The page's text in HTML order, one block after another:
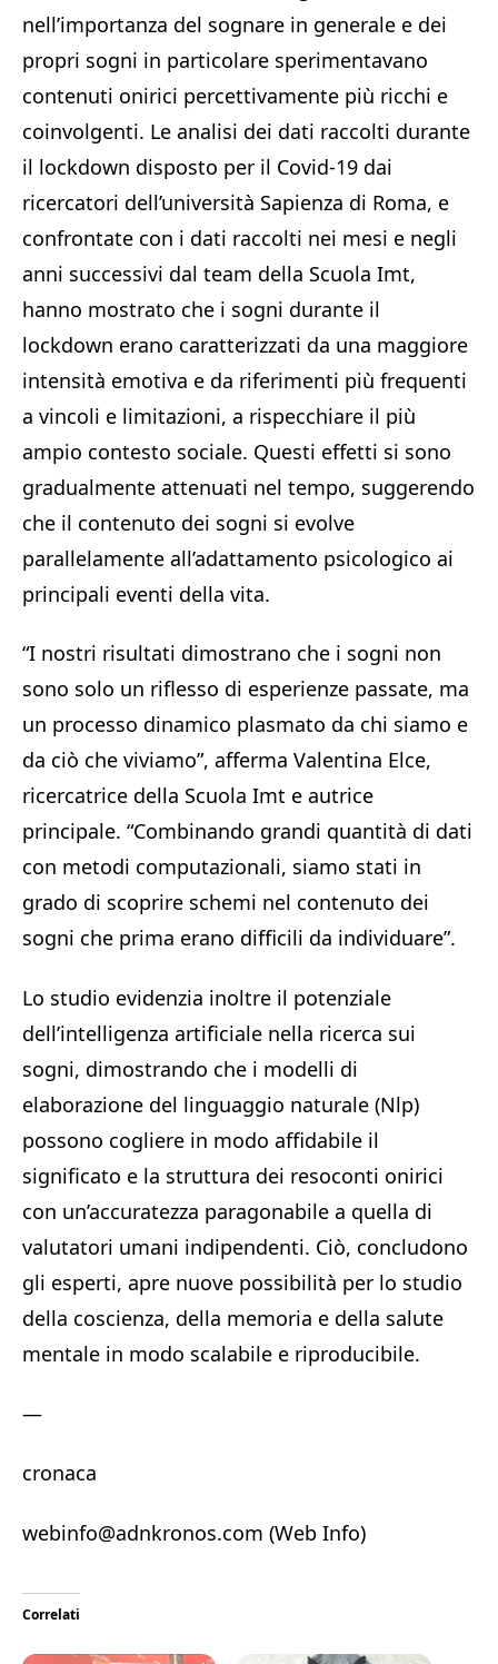
nell’importanza del sognare in generale e dei
propri sogni in particolare sperimentavano
contenuti onirici percettivamente più ricchi e
coinvolgenti. Le analisi dei dati raccolti durante
il lockdown disposto per il Covid-19 dai
ricercatori dell’università Sapienza di Roma, e
confrontate con i dati raccolti nei mesi e negli
anni successivi dal team della Scuola Imt,
hanno mostrato che i sogni durante il
lockdown erano caratterizzati da una maggiore
intensità emotiva e da riferimenti più frequenti
a vincoli e limitazioni, a rispecchiare il più
ampio contesto sociale. Questi effetti si sono
gradualmente attenuati nel tempo, suggerendo
che il contenuto dei sogni si evolve
parallelamente all’adattamento psicologico ai
principali eventi della vita.
“I nostri risultati dimostrano che i sogni non
sono solo un riflesso di esperienze passate, ma
un processo dinamico plasmato da chi siamo e
da ciò che viviamo”, afferma Valentina Elce,
ricercatrice della Scuola Imt e autrice
principale. “Combinando grandi quantità di dati
con metodi computazionali, siamo stati in
grado di scoprire schemi nel contenuto dei
sogni che prima erano difficili da individuare”.
Lo studio evidenzia inoltre il potenziale
dell’intelligenza artificiale nella ricerca sui
sogni, dimostrando che i modelli di
elaborazione del linguaggio naturale (Nlp)
possono cogliere in modo affidabile il
significato e la struttura dei resoconti onirici
con un’accuratezza paragonabile a quella di
valutatori umani indipendenti. Ciò, concludono
gli esperti, apre nuove possibilità per lo studio
della coscienza, della memoria e della salute
mentale in modo scalabile e riproducibile.
—
cronaca
webinfo@adnkronos.com (Web Info)
Correlati